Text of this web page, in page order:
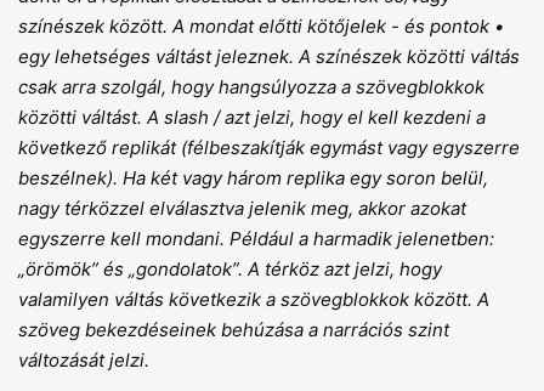
színészek között. A mondat előtti kötőjelek - és pontok •
egy lehetséges váltást jeleznek. A színészek közötti váltás
csak arra szolgál, hogy hangsúlyozza a szövegblokkok
közötti váltást. A slash / azt jelzi, hogy el kell kezdeni a
következő replikát (félbeszakítják egymást vagy egyszerre
beszélnek). Ha két vagy három replika egy soron belül,
nagy térközzel elválasztva jelenik meg, akkor azokat
egyszerre kell mondani. Például a harmadik jelenetben:
„örömök” és „gondolatok”. A térköz azt jelzi, hogy
valamilyen váltás következik a szövegblokkok között. A
szöveg bekezdéseinek behúzása a narrációs szint
változását jelzi.